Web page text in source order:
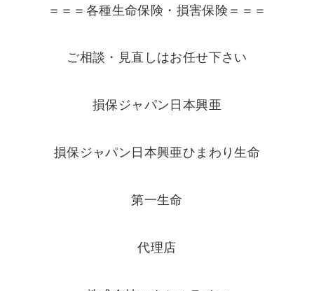
＝＝＝各種生命保険・損害保険＝＝＝
ご相談・見直しはお任せ下さい
損保ジャパン日本興亜
損保ジャパン日本興亜ひまわり生命
第一生命
代理店